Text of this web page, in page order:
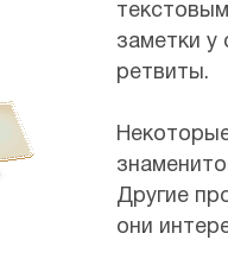
заметки у
ретвиты.
Другие
они